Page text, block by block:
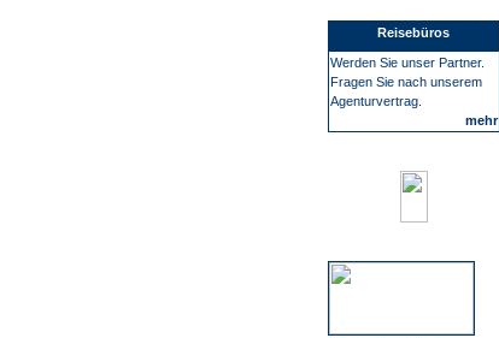
Reisebüros
Werden Sie unser Partner.
Fragen Sie nach unserem
Agenturvertrag.
mehr